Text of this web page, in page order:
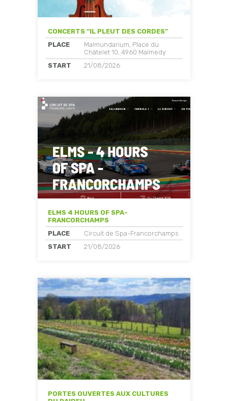
CONCERTS “IL PLEUT DES CORDES”
PLACE
Malmundarium, Place du
Châtelet 10, 4960 Malmedy
START
21/08/2026
ELMS 4 HOURS OF SPA-
FRANCORCHAMPS
PLACE
Circuit de Spa-Francorchamps
START
21/08/2026
PORTES OUVERTES AUX CULTURES